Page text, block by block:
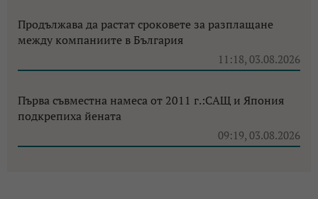
Продължава да растат сроковете за разплащане
между компаниите в България
11:18, 03.08.2026
Първа съвместна намеса от 2011 г.:САЩ и Япония
подкрепиха йената
09:19, 03.08.2026